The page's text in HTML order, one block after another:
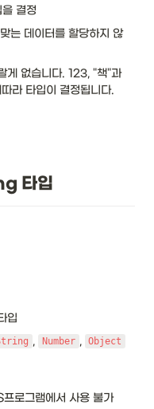
결정
는 데이터를 할당하지 않
없습니다. 123, "책"과
라 타입이 결정됩니다.
타입
입
, Number , Object
로그램에서 사용 불가